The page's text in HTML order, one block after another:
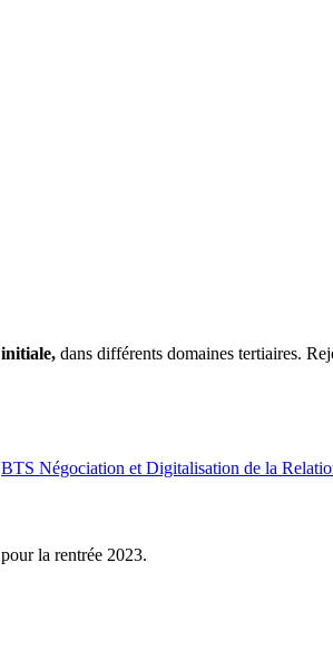
dans différents domaines tertiaires.
BTS Négociation et Digitalisation de la
la rentrée 2023.